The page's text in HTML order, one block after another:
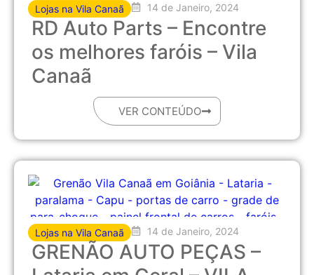
Lojas na Vila Canaã 14 de Janeiro, 2024
RD Auto Parts – Encontre
os melhores faróis – Vila
Canaã
VER CONTEÚDO
Lojas na Vila Canaã 14 de Janeiro, 2024
GRENÃO AUTO PEÇAS –